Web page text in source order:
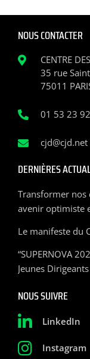
NOUS CONTACTER
CENTRE
35 rue
75011
01 53 23
cjd@cjd.net
DERNIÈRES
Transformer nos
avenir optimiste
Le manifeste du
“SUPERNOVA
Jeunes Dirigeants
NOUS SUIVRE
LinkedIn
Instagram